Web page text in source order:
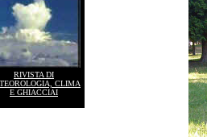
RIVISTA DI
CLIMA
E GHIACCIAI